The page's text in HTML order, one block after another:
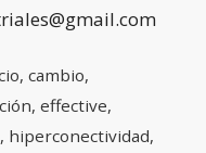
, cambio,
, effective,
, hiperconectividad,